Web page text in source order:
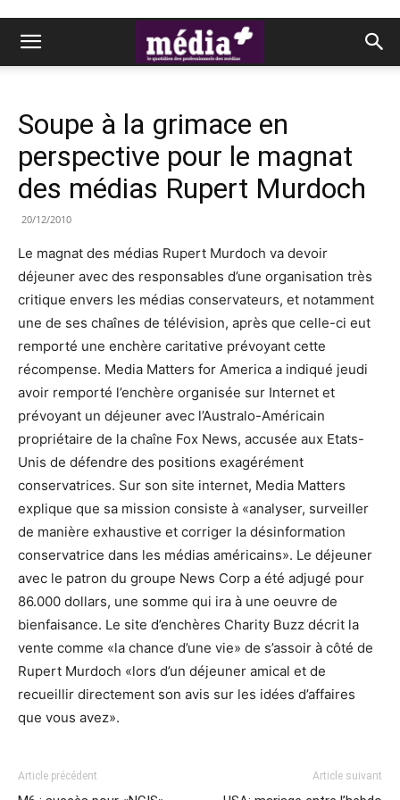
Soupe à la grimace en
perspective pour le magnat
des médias Rupert Murdoch
20/12/2010
Le magnat des médias Rupert Murdoch va devoir
déjeuner avec des responsables d’une organisation très
critique envers les médias conservateurs, et notamment
une de ses chaînes de télévision, après que celle-ci eut
remporté une enchère caritative prévoyant cette
récompense. Media Matters for America a indiqué jeudi
avoir remporté l’enchère organisée sur Internet et
prévoyant un déjeuner avec l’Australo-Américain
propriétaire de la chaîne Fox News, accusée aux Etats-
Unis de défendre des positions exagérément
conservatrices. Sur son site internet, Media Matters
explique que sa mission consiste à «analyser, surveiller
de manière exhaustive et corriger la désinformation
conservatrice dans les médias américains». Le déjeuner
avec le patron du groupe News Corp a été adjugé pour
86.000 dollars, une somme qui ira à une oeuvre de
bienfaisance. Le site d’enchères Charity Buzz décrit la
vente comme «la chance d’une vie» de s’assoir à côté de
Rupert Murdoch «lors d’un déjeuner amical et de
recueillir directement son avis sur les idées d’affaires
que vous avez».
Article précédent Article suivant